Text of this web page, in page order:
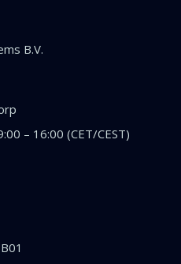
B.V.
– 16:00 (CET/CEST)